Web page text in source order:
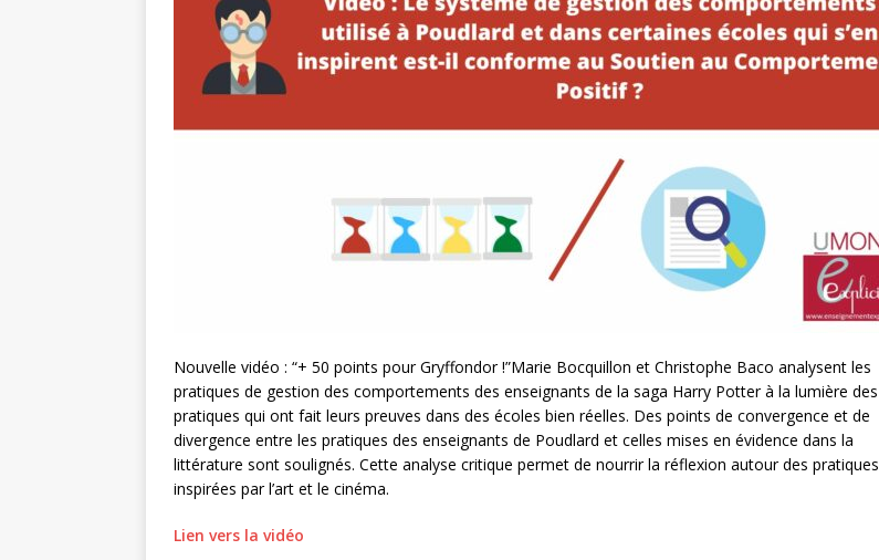
Nouvelle vidéo : “+ 50 points pour Gryffondor !”Marie Bocquillon et Christophe Baco analysent les
pratiques de gestion des comportements des enseignants de la saga Harry Potter à la lumière des
pratiques qui ont fait leurs preuves dans des écoles bien réelles. Des points de convergence et de
divergence entre les pratiques des enseignants de Poudlard et celles mises en évidence dans la
littérature sont soulignés. Cette analyse critique permet de nourrir la réflexion autour des pratiques
inspirées par l’art et le cinéma.
Lien vers la vidéo